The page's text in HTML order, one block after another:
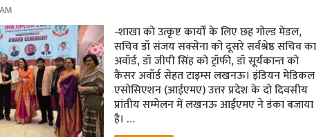
-शाखा को उत्कृष्ट कार्यों के लिए छह गोल्ड मेडल,
सचिव डॉ संजय सक्सेना को दूसरे सर्वश्रेष्ठ सचिव का
अवॉर्ड, डॉ जीपी सिंह को ट्रॉफी, डॉ सूर्यकान्त को
कैंसर अवॉर्ड सेहत टाइम्स लखनऊ। इंडियन मेडिकल
एसोसिएशन (आईएमए) उत्तर प्रदेश के दो दिवसीय
प्रांतीय सम्मेलन में लखनऊ आईएमए ने डंका बजाया
है। …